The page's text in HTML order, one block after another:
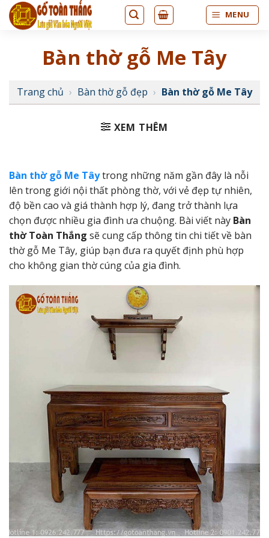
Bỏ
qua
MENU
Bàn thờ gỗ Me Tây
Trang chủ › Bàn thờ gỗ đẹp › Bàn thờ gỗ Me Tây
XEM THÊM
Bàn thờ gỗ Me Tâytrong những năm gần đây là nỗi
lên trong giới nội thất phòng thờ, với vẻ đẹp tự nhiên,
độ bền cao và giá thành hợp lý, đang trở thành lựa
chọn được nhiều gia đình ưa chuộng. Bài viết này Bàn
thờ Toàn Thắng sẽ cung cấp thông tin chi tiết về bàn
thờ gỗ Me Tây, giúp bạn đưa ra quyết định phù hợp
cho không gian thờ cúng của gia đình.